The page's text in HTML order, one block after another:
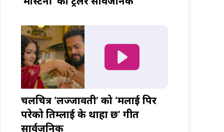
चलचित्र ‘लज्जावती’ को ‘मलाई पिर
परेको तिम्लाई के थाहा छ’ गीत
सार्वजनिक